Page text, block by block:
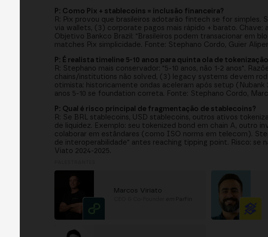
P: Como Pix + stablecoins = inclusão financeira?
R: Pix provou que brasileiros adotarão fintech se for simples.
via wallets, (3) corporate pagos mais rápido + barato.
Objetivo Bankco Brazil: "Brasileiros podem transacionar em
matches Pix simplicidade. Fonte: Stephano Cordo, Guier
P: É realista timeline 5-10 anos para quinta ola de
R: Stephano mais conservador: "5-10 anos, não 1-2 anos".
chains/institutions não solved, (3) legacy systems devem
otimista: historicamente ondas aceleram após setup (Nubank
anos 5-10 se foundation correta. Fonte: Stephano Cordo,
P: Qual é risco principal de fragmentação de stablecoins?
R: Se BRL stablecoins, USD stablecoins, outros ativos
de liquidez. Exemplo: seu tokenized bond em chain A, outro
colaborar em estândares (como ISO norms em telecom).
de interoperabilidade" antes reaching tipping point. Risco: se
Viato 2024-2025.
Marcos Viriato